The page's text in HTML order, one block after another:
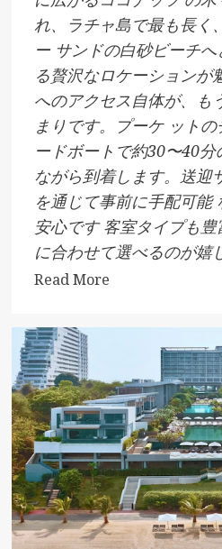
れ、ラチャ島で最も長く
ー サンドの白砂ビーチ
る贅沢なロケーションが
へのアクセス自体が、も
まりです。プーケ ット
ードボートで約30〜40
ながら到着します。送迎
を通じて事前に手配可能
安心です 客室タイプも
に合わせて選べるのが嬉
Read MoreRead
about
Island
Resort